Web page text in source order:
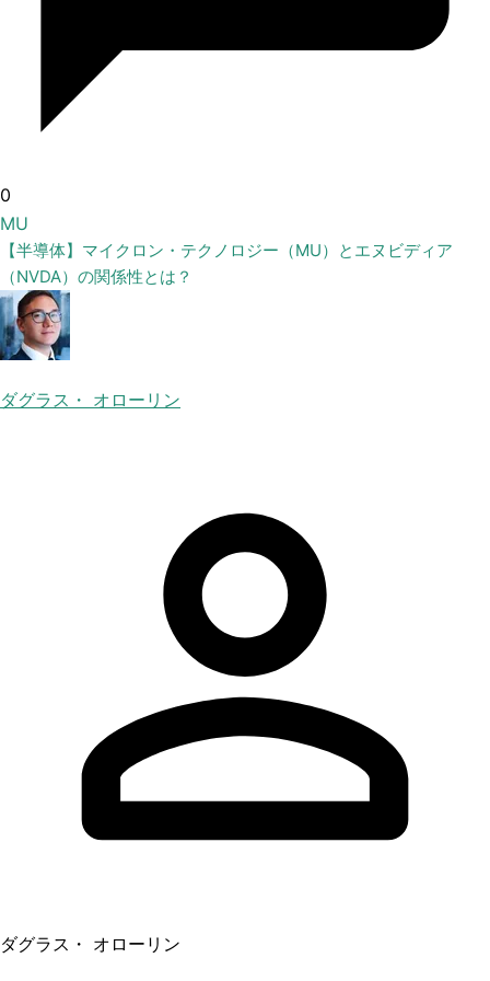
0
MU
【半導体】マイクロン・テクノロジー（MU）とエヌビディア
（NVDA）の関係性とは？
ダグラス・ オローリン
ダグラス・ オローリン